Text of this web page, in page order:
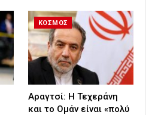
ΚΟΣΜΟΣ
Αραγτσί: Η Τεχεράνη
και το Ομάν είναι «πολύ